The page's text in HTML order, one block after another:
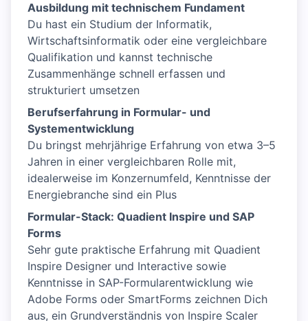
Ausbildung mit technischem Fundament
Du hast ein Studium der Informatik,
Wirtschaftsinformatik oder eine vergleichbare
Qualifikation und kannst technische
Zusammenhänge schnell erfassen und
strukturiert umsetzen
Berufserfahrung in Formular- und
Systementwicklung
Du bringst mehrjährige Erfahrung von etwa 3–5
Jahren in einer vergleichbaren Rolle mit,
idealerweise im Konzernumfeld, Kenntnisse der
Energiebranche sind ein Plus
Formular-Stack: Quadient Inspire und SAP
Forms
Sehr gute praktische Erfahrung mit Quadient
Inspire Designer und Interactive sowie
Kenntnisse in SAP-Formularentwicklung wie
Adobe Forms oder SmartForms zeichnen Dich
aus, ein Grundverständnis von Inspire Scaler